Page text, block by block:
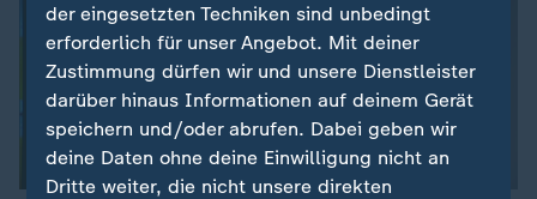
der eingesetzten Techniken sind unbedingt
erforderlich für unser Angebot. Mit deiner
Zustimmung dürfen wir und unsere Dienstleister
darüber hinaus Informationen auf deinem Gerät
speichern und/oder abrufen. Dabei geben wir
deine Daten ohne deine Einwilligung nicht an
Dritte weiter, die nicht unsere direkten